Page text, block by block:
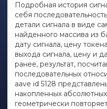
Подробная история
себя
детали сигнала в виде
найденного массива из
дату сигнала, цену
выхода сигнала, цену и
ранее, результат,
последовательных
aave id 5128
накопленных
геометрически